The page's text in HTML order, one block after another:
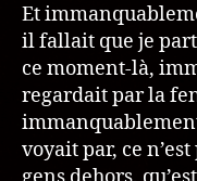
Et
il fallait que je
ce moment-là,
regardait par la
voyait par, ce